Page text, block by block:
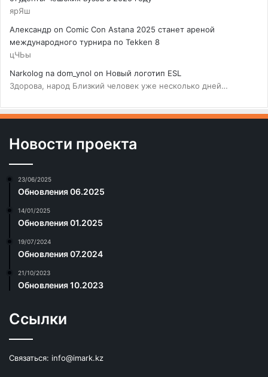
ярЯш
Александр on Comic Con Astana 2025 станет ареной
международного турнира по Tekken 8
цЧЬы
Narkolog na dom_ynol on Новый логотип ESL
Здорова, народ Близкий человек уже несколько дней…
Новости проекта
23/06/2025
Обновления 06.2025
14/01/2025
Обновления 01.2025
19/07/2024
Обновления 07.2024
21/10/2023
Обновления 10.2023
Ссылки
Связаться: info@imark.kz